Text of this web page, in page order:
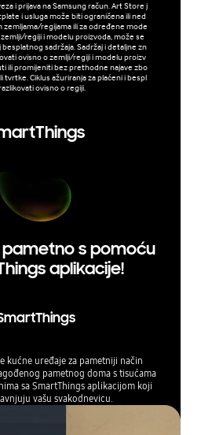
i prijava na Samsung račun. Art Store j
i usluga može biti ograničena ili ned
regijama ili za određene mode
regiji i modelu proizvoda, može se
sadržaja. Sadržaj i detaljne zn
ovisno o zemlji/regiji i modelu proizv
ili promijeniti bez prethodne najave zbo
Ciklus ažuriranja za plaćeni i bespl
ovisno o regiji.
s pomoću
aplikacije!
kućne uređaje za pametniji način
pametnog doma s tisućama
sa SmartThings aplikacijom koji
vašu svakodnevicu.